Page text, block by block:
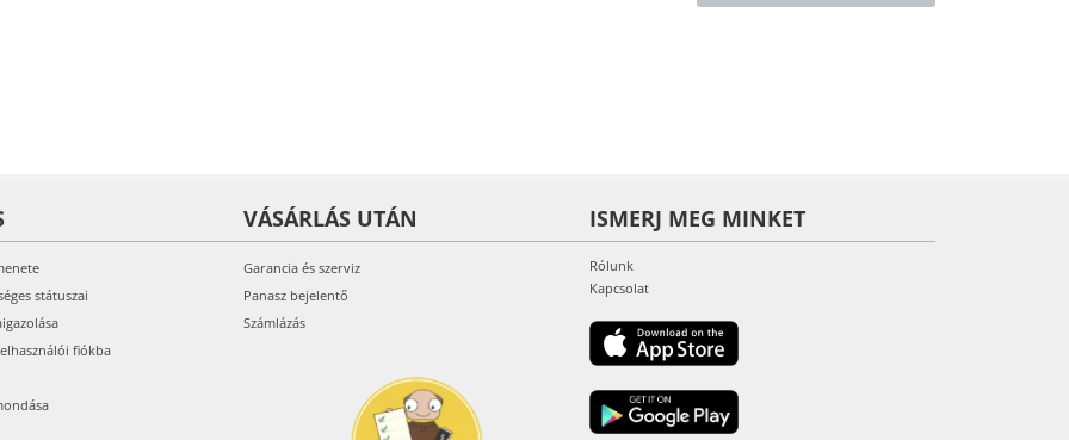
státuszai
fiókba
VÁSÁRLÁS UTÁN
Garancia és szerviz
Panasz bejelentő
Számlázás
ISMERJ MEG MINKET
Rólunk
Kapcsolat